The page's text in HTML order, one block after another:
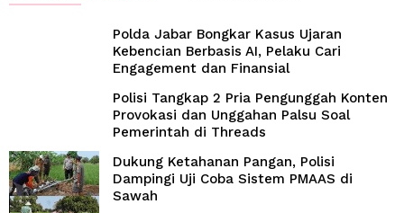
Polda Jabar Bongkar Kasus Ujaran
Kebencian Berbasis AI, Pelaku Cari
Engagement dan Finansial
Polisi Tangkap 2 Pria Pengunggah Konten
Provokasi dan Unggahan Palsu Soal
Pemerintah di Threads
Dukung Ketahanan Pangan, Polisi
Dampingi Uji Coba Sistem PMAAS di
Sawah